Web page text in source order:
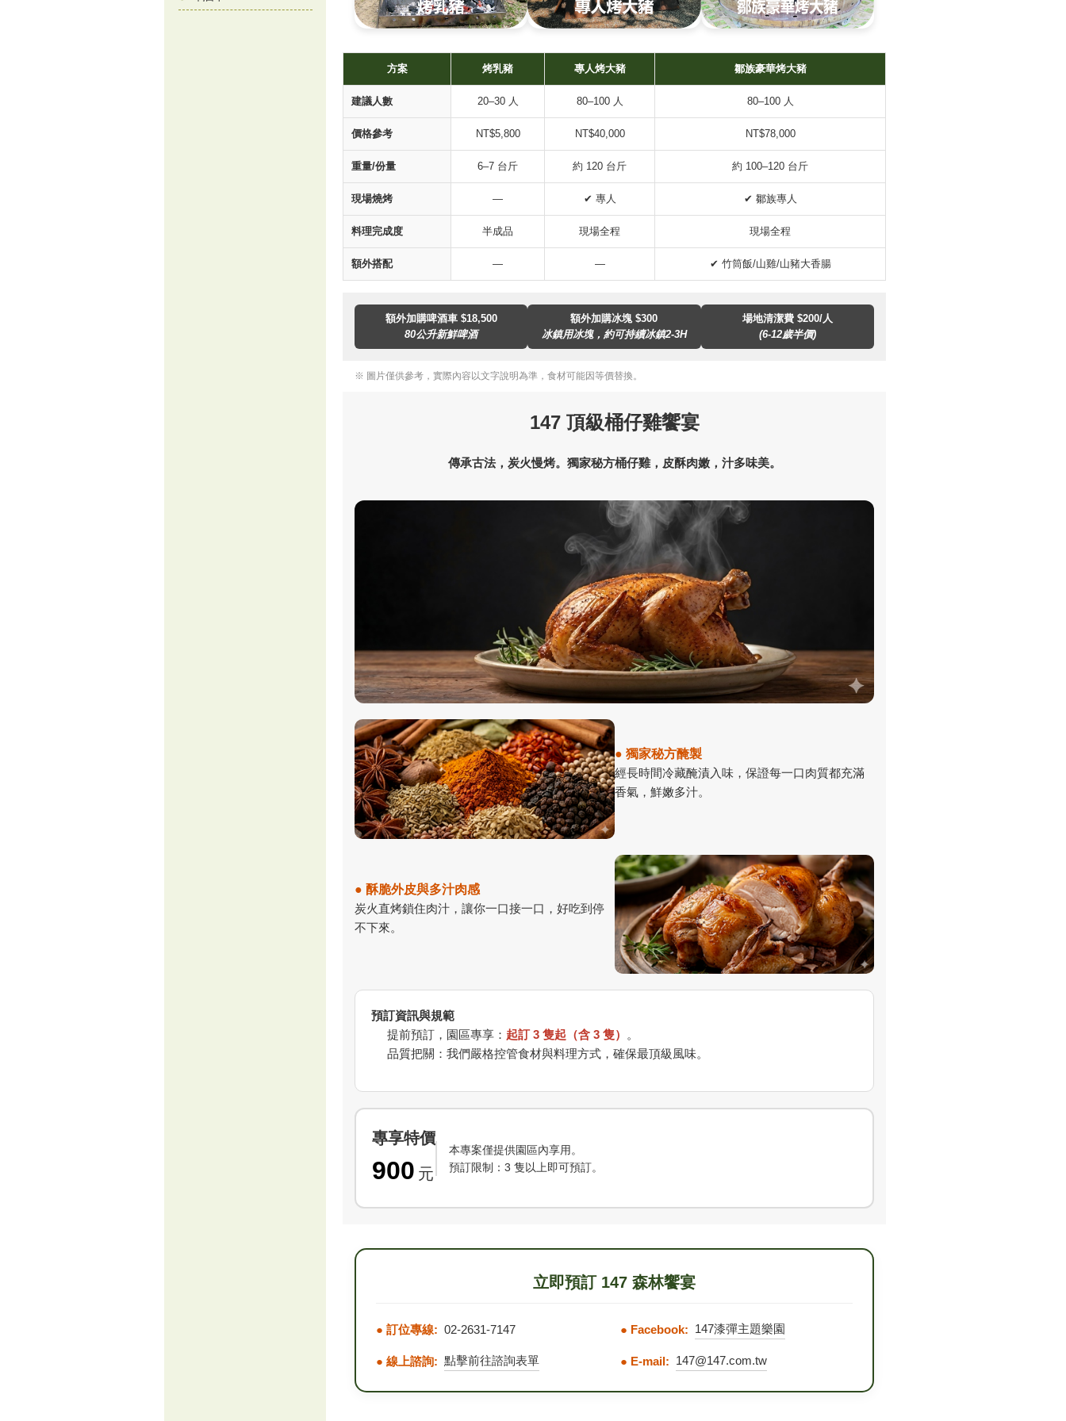
方案 烤乳豬 專人烤大豬 鄒族豪華烤大豬
建議人數 20–30 人 80–100 人 80–100 人
價格參考 NT$5,800 NT$40,000 NT$78,000
重量/份量 6–7 台斤 約 120 台斤 約 100–120 台斤
現場燒烤 — ✔ 專人 ✔ 鄒族專人
料理完成度 半成品 現場全程 現場全程
額外搭配 — — ✔ 竹筒飯/山雞/山豬大香腸
額外加購啤酒車 $18,500
80公升新鮮啤酒
額外加購冰塊 $300
冰鎮用冰塊，約可持續冰鎮2-3H
場地清潔費 $200/人
(6-12歲半價)
※ 圖片僅供參考，實際內容以文字說明為準，食材可能因等價替換。
147 頂級桶仔雞饗宴
傳承古法，炭火慢烤。獨家秘方桶仔雞，皮酥肉嫩，汁多味美。
● 獨家秘方醃製
經長時間冷藏醃漬入味，保證每一口肉質都充滿
香氣，鮮嫩多汁。
● 酥脆外皮與多汁肉感
炭火直烤鎖住肉汁，讓你一口接一口，好吃到停
不下來。
預訂資訊與規範
提前預訂，園區專享： 起訂 3 隻起（含 3 隻）
。
品質把關：我們嚴格控管食材與料理方式，確保最頂級風味。
專享特價
900 元
本專案僅提供園區內享用。
預訂限制：3 隻以上即可預訂。
立即預訂 147 森林饗宴
● 訂位專線: 02-2631-7147 ● Facebook: 147漆彈主題樂園
● 線上諮詢: 點擊前往諮詢表單 ● E-mail: 147@147.com.tw